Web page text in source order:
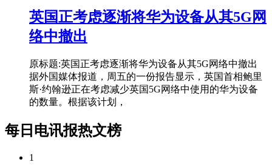
英国正考虑逐渐将华为设备从其5G网
络中撤出
原标题:英国正考虑逐渐将华为设备从其5G网络中撤出
据外国媒体报道，周五的一份报告显示，英国首相鲍里
斯·约翰逊正在考虑减少英国5G网络中使用的华为设备
的数量。根据该计划，
每日电讯报热文榜
1